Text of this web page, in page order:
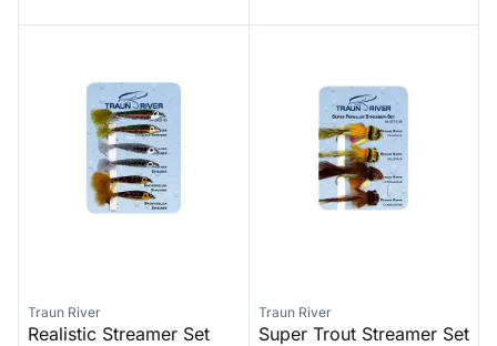
Traun River
Realistic Streamer Set
Traun River
Super Trout Streamer Set